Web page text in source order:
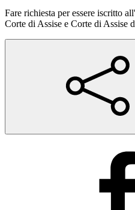
Fare richiesta per essere iscritto
Corte di Assise e Corte di Assise